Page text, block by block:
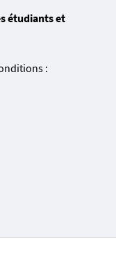
étudiants et
: